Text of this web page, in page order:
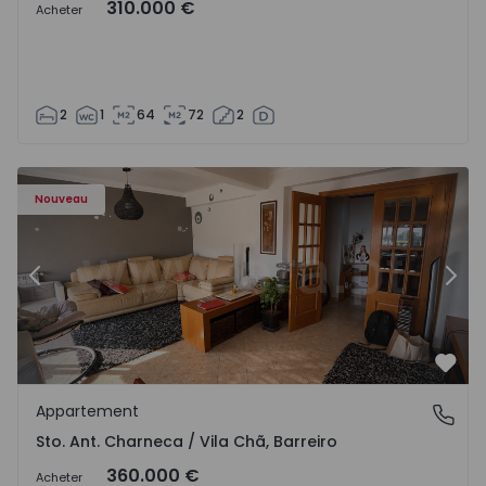
Acheter 310.000 €
2 1 64 72 2
Nouveau
- 1573477 - 14
Appartement T3 Barreiro, Sto. Ant. Charneca / Vila Chã -
Précédent
Sto. Ant. Charneca / Vila Chã, Barreiro
Appartement
Sto. Ant. Charneca / Vila Chã, Barreiro
Acheter 360.000 €